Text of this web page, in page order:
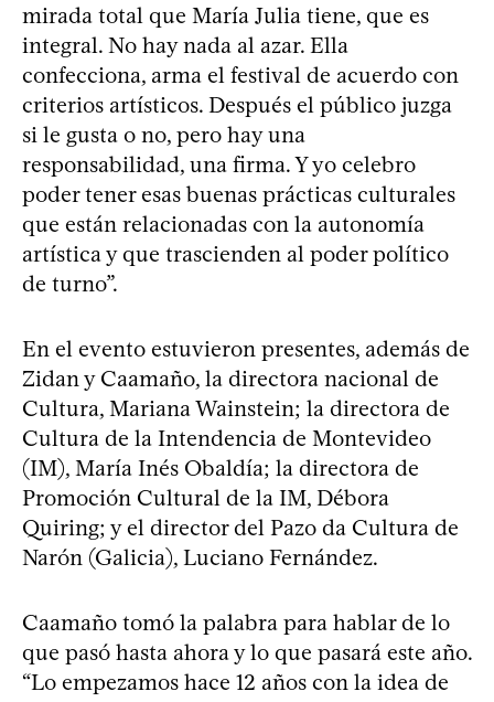
mirada total que María Julia tiene, que es
integral. No hay nada al azar. Ella
confecciona, arma el festival de acuerdo con
criterios artísticos. Después el público juzga
si le gusta o no, pero hay una
responsabilidad, una firma. Y yo celebro
poder tener esas buenas prácticas culturales
que están relacionadas con la autonomía
artística y que trascienden al poder político
de turno”.
En el evento estuvieron presentes, además de
Zidan y Caamaño, la directora nacional de
Cultura, Mariana Wainstein; la directora de
Cultura de la Intendencia de Montevideo
(IM), María Inés Obaldía; la directora de
Promoción Cultural de la IM, Débora
Quiring; y el director del Pazo da Cultura de
Narón (Galicia), Luciano Fernández.
Caamaño tomó la palabra para hablar de lo
que pasó hasta ahora y lo que pasará este año.
“Lo empezamos hace 12 años con la idea de